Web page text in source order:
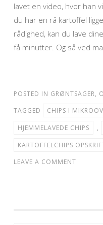
lavet en video, hvor han
du har en rå kartoffel
rådighed, kan du lave
få minutter. Og så ved
POSTED IN GRØNTSAGER,
TAGGED
CHIPS I
HJEMMELAVEDE CHIPS
,
KARTOFFELCHIPS
LEAVE A COMMENT